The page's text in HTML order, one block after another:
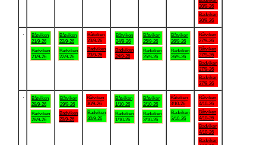
20/9-26
Badviken
20/9-26
Båtviken
21/9-26
Badviken
21/9-26
Båtviken
22/9-26
Badviken
22/9-26
Båtviken
23/9-26
Badviken
23/9-26
Båtviken
24/9-26
Badviken
24/9-26
Båtviken
25/9-26
Badviken
25/9-26
Båtviken
26/9-26
Badviken
26/9-26
Båtviken
27/9-26
Båtviken
27/9-26
Badviken
27/9-26
Badviken
27/9-26
Båtviken
28/9-26
Badviken
28/9-26
Båtviken
29/9-26
Badviken
29/9-26
Båtviken
30/9-26
Badviken
30/9-26
Båtviken
1/10-26
Badviken
1/10-26
Båtviken
2/10-26
Badviken
2/10-26
Båtviken
3/10-26
Badviken
3/10-26
Båtviken
4/10-26
Båtviken
4/10-26
Badviken
4/10-26
Badviken